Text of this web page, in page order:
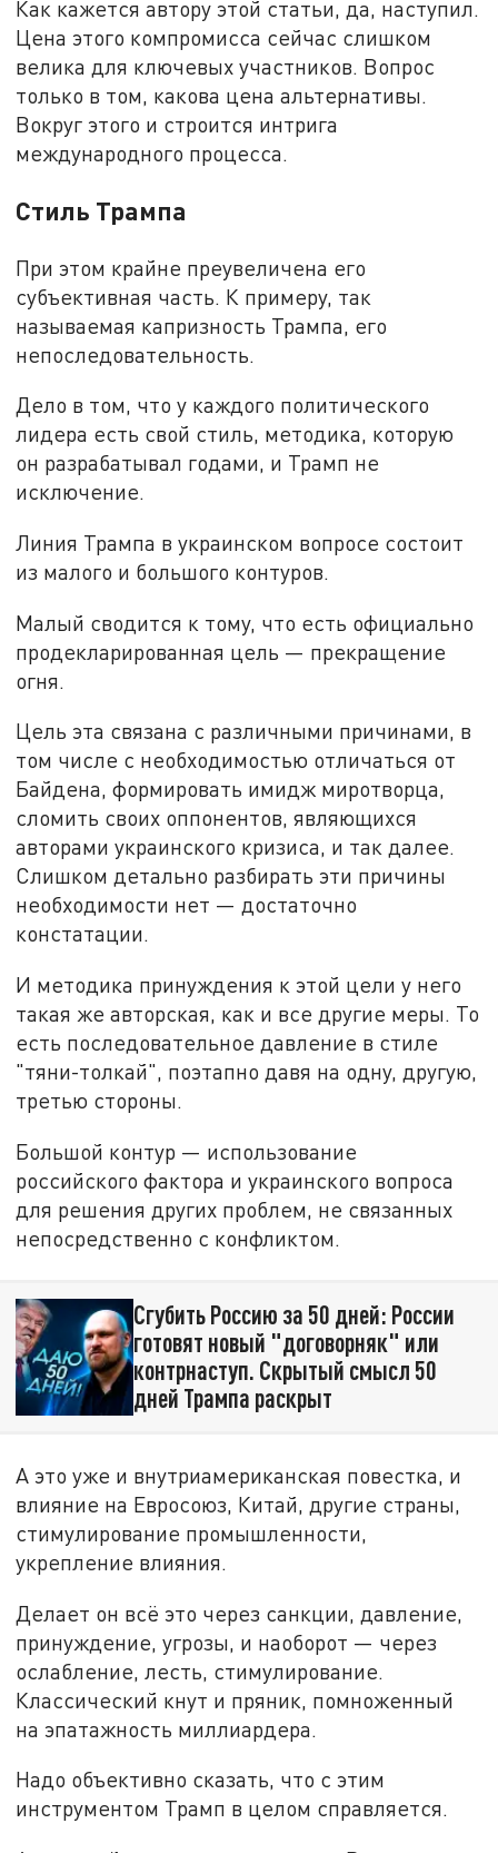
Как кажется автору этой статьи, да, наступил.
Цена этого компромисса сейчас слишком
велика для ключевых участников. Вопрос
только в том, какова цена альтернативы.
Вокруг этого и строится интрига
международного процесса.
Стиль Трампа
При этом крайне преувеличена его
субъективная часть. К примеру, так
называемая капризность Трампа, его
непоследовательность.
Дело в том, что у каждого политического
лидера есть свой стиль, методика, которую
он разрабатывал годами, и Трамп не
исключение.
Линия Трампа в украинском вопросе состоит
из малого и большого контуров.
Малый сводится к тому, что есть официально
продекларированная цель — прекращение
огня.
Цель эта связана с различными причинами, в
том числе с необходимостью отличаться от
Байдена, формировать имидж миротворца,
сломить своих оппонентов, являющихся
авторами украинского кризиса, и так далее.
Слишком детально разбирать эти причины
необходимости нет — достаточно
констатации.
И методика принуждения к этой цели у него
такая же авторская, как и все другие меры. То
есть последовательное давление в стиле
"тяни-толкай", поэтапно давя на одну, другую,
третью стороны.
Большой контур — использование
российского фактора и украинского вопроса
для решения других проблем, не связанных
непосредственно с конфликтом.
Сгубить Россию за 50 дней: России
готовят новый "договорняк" или
контрнаступ. Скрытый смысл 50
дней Трампа раскрыт
А это уже и внутриамериканская повестка, и
влияние на Евросоюз, Китай, другие страны,
стимулирование промышленности,
укрепление влияния.
Делает он всё это через санкции, давление,
принуждение, угрозы, и наоборот — через
ослабление, лесть, стимулирование.
Классический кнут и пряник, помноженный
на эпатажность миллиардера.
Надо объективно сказать, что с этим
инструментом Трамп в целом справляется.